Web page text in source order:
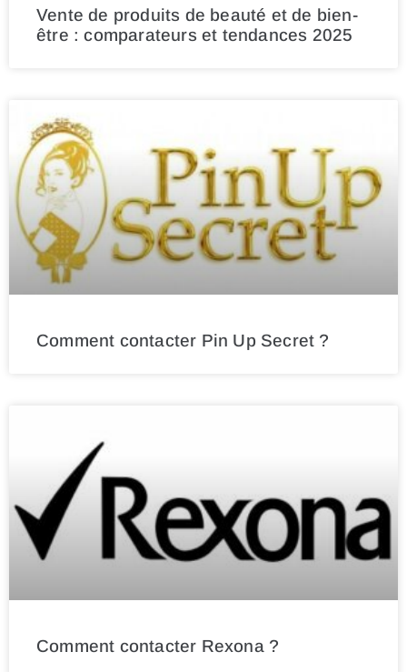
Vente de produits de beauté et de bien-
être : comparateurs et tendances 2025
Comment contacter Pin Up Secret ?
Comment contacter Rexona ?